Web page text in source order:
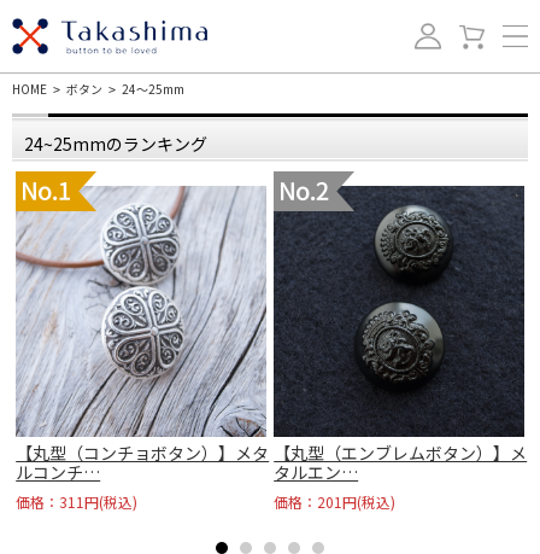
HOME > ボタン > 24～25mm
24~25mmのランキング
【丸型（コンチョボタン）】メタ
ルコンチ…
価格：311円(税込)
【丸型（エンブレムボタン）】メ
タルエン…
価格：201円(税込)